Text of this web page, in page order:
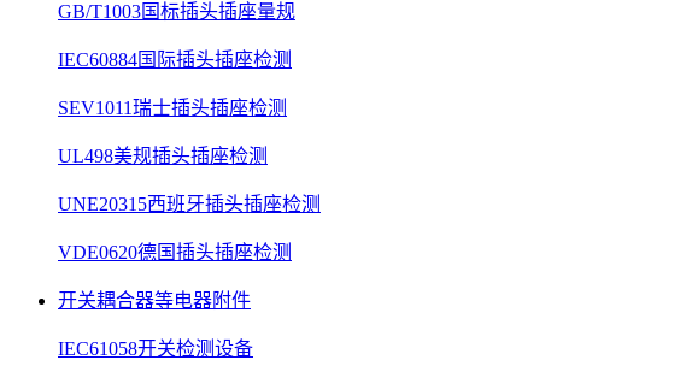
GB/T1003国标插头插座量规
IEC60884国际插头插座检测
SEV1011瑞士插头插座检测
UL498美规插头插座检测
UNE20315西班牙插头插座检测
VDE0620德国插头插座检测
开关耦合器等电器附件
IEC61058开关检测设备